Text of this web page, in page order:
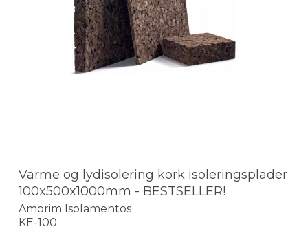
Varme og lydisolering kork isoleringsplader
100x500x1000mm - BESTSELLER!
Amorim Isolamentos
KE-100